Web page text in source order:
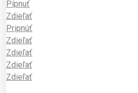
Pípnuť
Zdieľať
Pripnúť
Zdieľať
Zdieľať
Zdieľať
Zdieľať